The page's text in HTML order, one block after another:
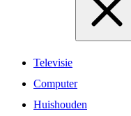
Televisie
Computer
Huishouden